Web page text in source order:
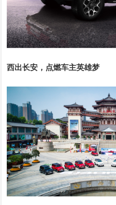
西出长安，点燃车主英雄梦